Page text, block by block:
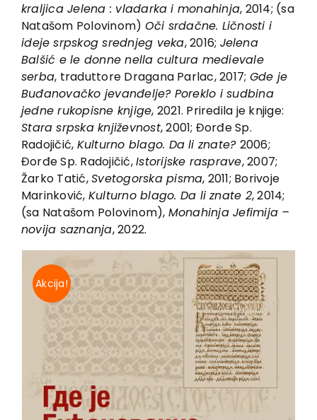
kraljica Jelena : vladarka i monahinja, 2014; (sa
Natašom Polovinom) Oči srdačne. Ličnosti i
ideje srpskog srednjeg veka, 2016; Jelena
Balšić e le donne nella cultura medievale
serba, traduttore Dragana Parlac, 2017; Gde je
Buđanovačko jevanđelje? Poreklo i sudbina
jedne rukopisne knjige, 2021. Priredila je knjige:
Stara srpska književnost, 2001; Đorđe Sp.
Radojičić, Kulturno blago. Da li znate? 2006;
Đorđe Sp. Radojičić,Istorijske rasprave, 2007;
Žarko Tatić,Svetogorskapisma, 2011; Borivoje
Marinković, Kulturnoblago. Da li znate 2, 2014;
(sa Natašom Polovinom), Monahinja Jefimija –
novija saznanja, 2022.
Akcija!